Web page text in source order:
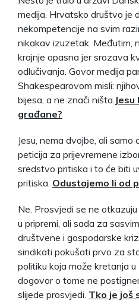
medija. Hrvatsko društvo je
nekompetencije na svim
nikakav izuzetak. Međutim,
krajnje opasna jer srozava
odlučivanja. Govor medija
Shakespearovom misli:
bijesa, a ne znači ništa.
građane?
Jesu, nema dvojbe, ali samo
peticija za prijevremene
sredstvo pritiska i to će biti
pritiska. Odustajemo li od
Ne. Prosvjedi se ne
u pripremi, ali sada za
društvene i gospodarske
sindikati pokušati prvo za
politiku koja može kretanja
dogovor o tome ne
slijede prosvjedi. Tko je još